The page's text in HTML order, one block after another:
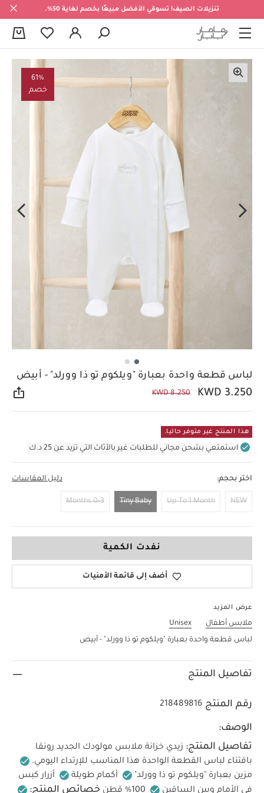
تنزيلات الصيف! تسوقي الأفضل مبيعًا بخصم لغاية 50%.
61%
خصم
لباس قطعة واحدة بعبارة "ويلكوم تو ذا وورلد" - أبيض
KWD 3.250
KWD 8.250
هذا المنتج غير متوفر حاليا.
استمتعي بشحن مجاني للطلبات غير بالأثاث التي تزيد عن 25 د.ك
اختر بحجم: دليل المقاسات
NEW
Up To 1 Month
Tiny Baby
0-3 Months
نفدت الكمية
أضف إلى قائمة الأمنيات
عرض المزيد
ملابس أطفال
Unisex
لباس قطعة واحدة بعبارة "ويلكوم تو ذا وورلد" - أبيض
تفاصيل المنتج
رقم المنتج 218489816
الوصف:
تفاصيل المنتج: زيدي خزانة ملابس مولودك الجديد رونقا
باقتناء لباس القطعة الواحدة هذا المناسب للإرتداء اليومي.
مزين بعبارة "ويلكوم تو ذا وورلد"
أكمام طويلة
أزرار كبس
في الأمام وبين الساقين
100% قطن خصائص المنتج: